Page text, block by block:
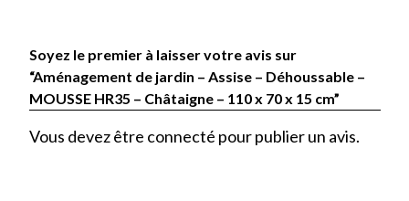
Soyez le premier à laisser votre avis sur
“Aménagement de jardin – Assise – Déhoussable –
MOUSSE HR35 – Châtaigne – 110 x 70 x 15 cm”
Vous devez être connecté pour publier un avis.